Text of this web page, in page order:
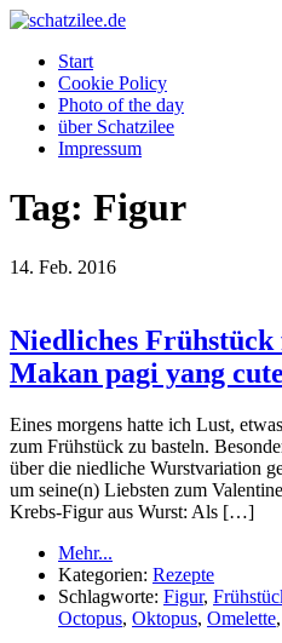
Start
Cookie Policy
Photo of the day
über Schatzilee
Impressum
Tag: Figur
14. Feb. 2016
Niedliches
Makan pagi yang cute
Eines morgens hatte ich Lust,
zum Frühstück zu basteln.
über die niedliche Wurstvariation
um seine(n) Liebsten zum
Krebs-Figur aus Wurst: Als […]
Mehr...
Kategorien: Rezepte
Schlagworte: Figur,
Octopus, Oktopus, Omelette,